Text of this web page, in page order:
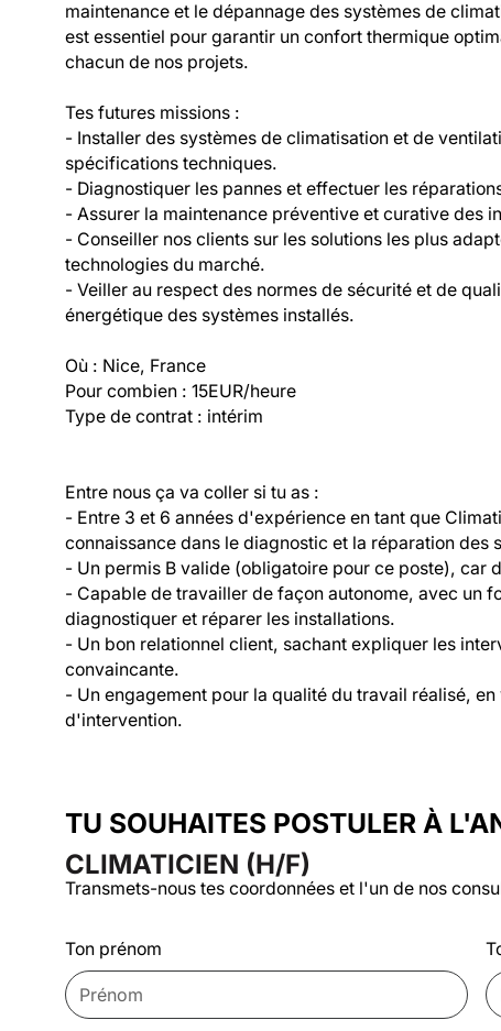
maintenance et le dépannage des systèmes de
est essentiel pour garantir un confort thermique
chacun de nos projets.
Tes futures missions :
- Installer des systèmes de climatisation et de
spécifications techniques.
- Diagnostiquer les pannes et effectuer les
- Assurer la maintenance préventive et curative des
- Conseiller nos clients sur les solutions les plus
technologies du marché.
- Veiller au respect des normes de sécurité et de
énergétique des systèmes installés.
Où : Nice, France
Pour combien : 15EUR/heure
Type de contrat : intérim
Entre nous ça va coller si tu as :
- Entre 3 et 6 années d'expérience en tant que
connaissance dans le diagnostic et la réparation des
- Un permis B valide (obligatoire pour ce poste), car
- Capable de travailler de façon autonome, avec un
diagnostiquer et réparer les installations.
- Un bon relationnel client, sachant expliquer les
convaincante.
- Un engagement pour la qualité du travail réalisé,
d'intervention.
TU SOUHAITES POSTULER À
CLIMATICIEN (H/F)
Transmets-nous tes coordonnées et l'un de nos
Ton prénom